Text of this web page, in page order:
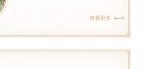
查看更多